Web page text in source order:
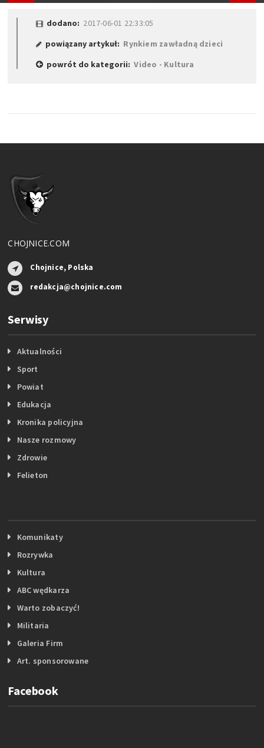
dodano: 2017-06-01 22:33:05
powiązany artykuł: Rynkiem zawładną dzieci
powrót do kategorii:Video - Kultura
CHOJNICE.COM
Chojnice, Polska
redakcja@chojnice.com
Serwisy
Aktualności
Sport
Powiat
Edukacja
Kronika policyjna
Nasze rozmowy
Zdrowie
Felieton
Komunikaty
Rozrywka
Kultura
ABC wędkarza
Warto zobaczyć!
Militaria
Galeria Firm
Art. sponsorowane
Facebook